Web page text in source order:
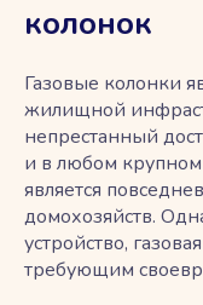
колонок
Газовые колонки
жилищной
непрестанный
и в любом крупном
является
домохозяйств.
устройство,
требующим